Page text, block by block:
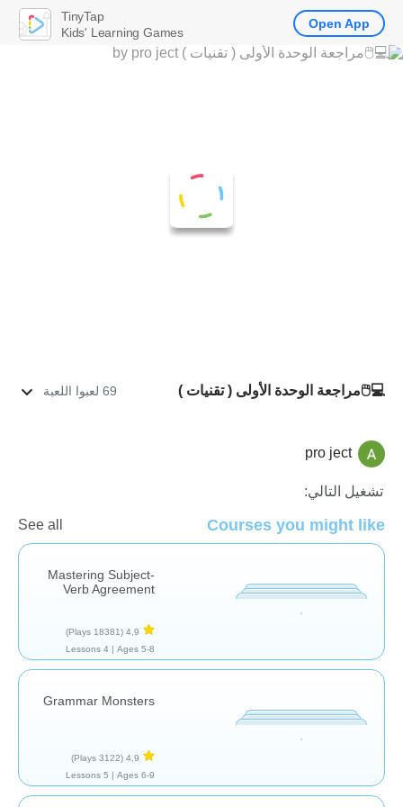
💻🖱مراجعة الوحدة الأولى ( تقنيات ) 69 لعبوا اللعبة
pro ject
تشغيل التالي:
Courses you might like
See all
Mastering Subject-
Verb Agreement
4,9
(18381 Plays)
Ages 5-8 |
4 Lessons
Grammar Monsters
4,9
(3122 Plays)
Ages 6-9 |
5 Lessons
TinyTap
Kids' Learning Games
Open App